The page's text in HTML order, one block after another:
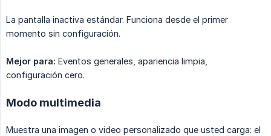
La pantalla inactiva estándar. Funciona desde el primer
momento sin configuración.
Mejor para: Eventos generales, apariencia limpia,
configuración cero.
Modo multimedia
Muestra una imagen o video personalizado que usted carga: el